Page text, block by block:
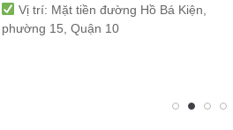
Vị trí: Mặt tiền đường Hồ Bá Kiện,
phường 15, Quận 10